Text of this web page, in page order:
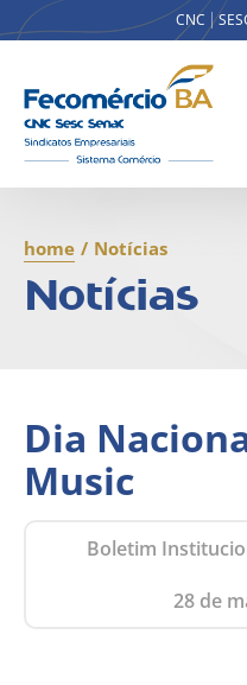
CNC
home / Notícias
Notícias
Dia
Music
Boletim
28 de